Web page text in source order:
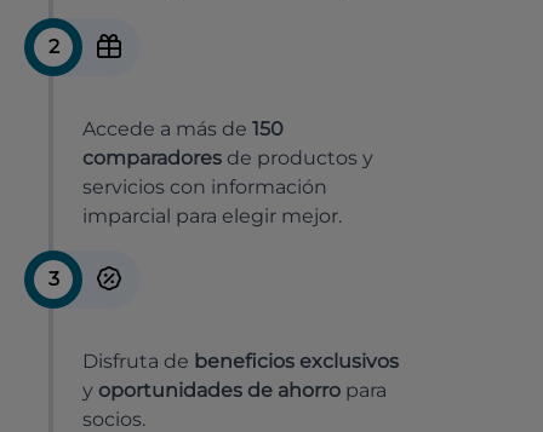
2
Accede a más de 150
comparadores de productos y
servicios con información
imparcial para elegir mejor.
3
Disfruta de beneficios exclusivos
y oportunidades de ahorro para
socios.